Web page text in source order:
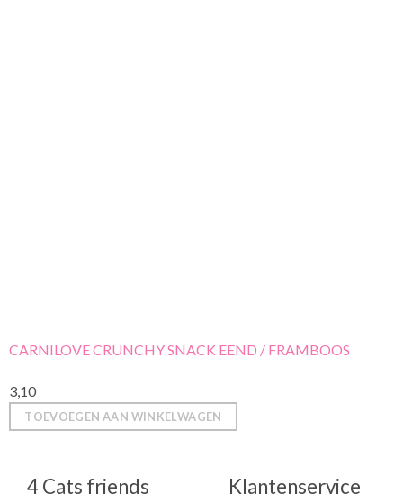
CARNILOVE CRUNCHY SNACK EEND / FRAMBOOS
3,10
TOEVOEGEN AAN WINKELWAGEN
4 Cats friends Klantenservice